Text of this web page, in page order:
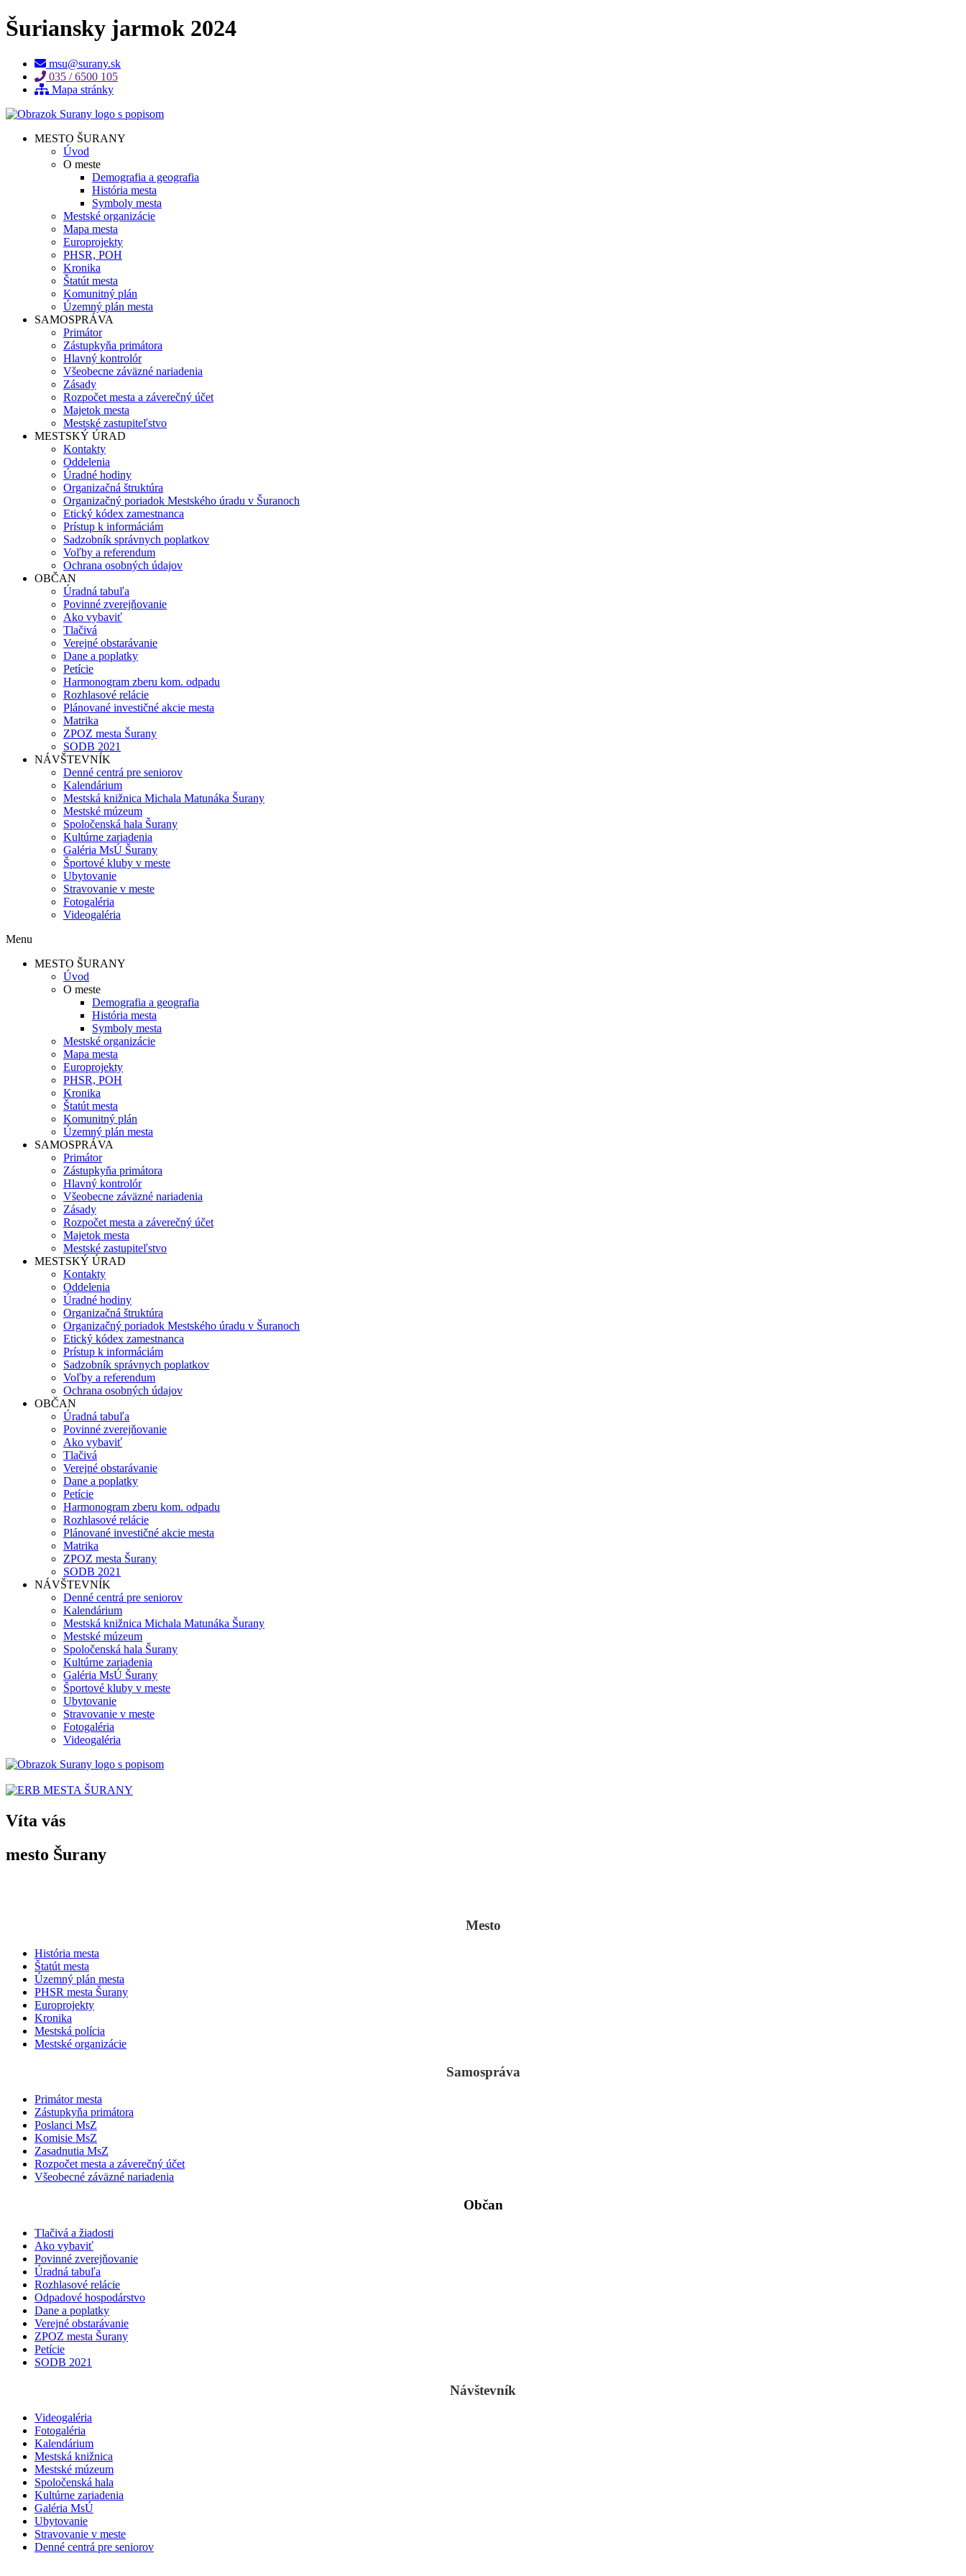
Šuriansky jarmok 2024
msu@surany.sk
035 / 6500 105
Mapa stránky
MESTO ŠURANY
Úvod
O meste
Demografia a geografia
História mesta
Symboly mesta
Mestské organizácie
Mapa mesta
Europrojekty
PHSR, POH
Kronika
Štatút mesta
Komunitný plán
Územný plán mesta
SAMOSPRÁVA
Primátor
Zástupkyňa primátora
Hlavný kontrolór
Všeobecne záväzné nariadenia
Zásady
Rozpočet mesta a záverečný účet
Majetok mesta
Mestské zastupiteľstvo
MESTSKÝ ÚRAD
Kontakty
Oddelenia
Úradné hodiny
Organizačná štruktúra
Organizačný poriadok Mestského úradu v Šuranoch
Etický kódex zamestnanca
Prístup k informáciám
Sadzobník správnych poplatkov
Voľby a referendum
Ochrana osobných údajov
OBČAN
Úradná tabuľa
Povinné zverejňovanie
Ako vybaviť
Tlačivá
Verejné obstarávanie
Dane a poplatky
Petície
Harmonogram zberu kom. odpadu
Rozhlasové relácie
Plánované investičné akcie mesta
Matrika
ZPOZ mesta Šurany
SODB 2021
NÁVŠTEVNÍK
Denné centrá pre seniorov
Kalendárium
Mestská knižnica Michala Matunáka Šurany
Mestské múzeum
Spoločenská hala Šurany
Kultúrne zariadenia
Galéria MsÚ Šurany
Športové kluby v meste
Ubytovanie
Stravovanie v meste
Fotogaléria
Videogaléria
Menu
MESTO ŠURANY
Úvod
O meste
Demografia a geografia
História mesta
Symboly mesta
Mestské organizácie
Mapa mesta
Europrojekty
PHSR, POH
Kronika
Štatút mesta
Komunitný plán
Územný plán mesta
SAMOSPRÁVA
Primátor
Zástupkyňa primátora
Hlavný kontrolór
Všeobecne záväzné nariadenia
Zásady
Rozpočet mesta a záverečný účet
Majetok mesta
Mestské zastupiteľstvo
MESTSKÝ ÚRAD
Kontakty
Oddelenia
Úradné hodiny
Organizačná štruktúra
Organizačný poriadok Mestského úradu v Šuranoch
Etický kódex zamestnanca
Prístup k informáciám
Sadzobník správnych poplatkov
Voľby a referendum
Ochrana osobných údajov
OBČAN
Úradná tabuľa
Povinné zverejňovanie
Ako vybaviť
Tlačivá
Verejné obstarávanie
Dane a poplatky
Petície
Harmonogram zberu kom. odpadu
Rozhlasové relácie
Plánované investičné akcie mesta
Matrika
ZPOZ mesta Šurany
SODB 2021
NÁVŠTEVNÍK
Denné centrá pre seniorov
Kalendárium
Mestská knižnica Michala Matunáka Šurany
Mestské múzeum
Spoločenská hala Šurany
Kultúrne zariadenia
Galéria MsÚ Šurany
Športové kluby v meste
Ubytovanie
Stravovanie v meste
Fotogaléria
Videogaléria
Víta vás
mesto Šurany
Mesto
História mesta
Štatút mesta
Územný plán mesta
PHSR mesta Šurany
Europrojekty
Kronika
Mestská polícia
Mestské organizácie
Samospráva
Primátor mesta
Zástupkyňa primátora
Poslanci MsZ
Komisie MsZ
Zasadnutia MsZ
Rozpočet mesta a záverečný účet
Všeobecné záväzné nariadenia
Občan
Tlačivá a žiadosti
Ako vybaviť
Povinné zverejňovanie
Úradná tabuľa
Rozhlasové relácie
Odpadové hospodárstvo
Dane a poplatky
Verejné obstarávanie
ZPOZ mesta Šurany
Petície
SODB 2021
Návštevník
Videogaléria
Fotogaléria
Kalendárium
Mestská knižnica
Mestské múzeum
Spoločenská hala
Kultúrne zariadenia
Galéria MsÚ
Ubytovanie
Stravovanie v meste
Denné centrá pre seniorov